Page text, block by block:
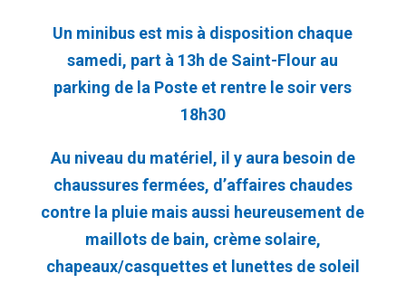
Un minibus est mis à disposition chaque
samedi, part à 13h de Saint-Flour au
parking de la Poste et rentre le soir vers
18h30
Au niveau du matériel, il y aura besoin de
chaussures fermées, d’affaires chaudes
contre la pluie mais aussi heureusement de
maillots de bain, crème solaire,
chapeaux/casquettes et lunettes de soleil